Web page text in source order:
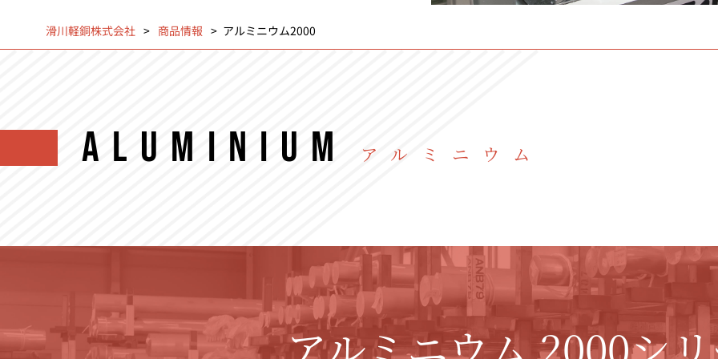
滑川軽銅株式会社 > 商品情報 > アルミニウム2000
ALUMINIUM アルミニウム